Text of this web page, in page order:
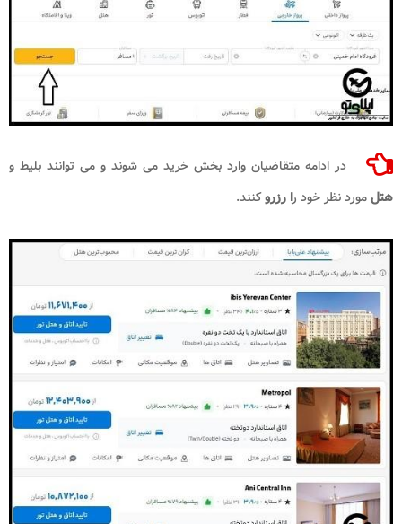
در ادامه متقاضیان وارد بخش خرید می شوند و می توانند بلیط و
هتلمورد نظر خود را رزروکنند.